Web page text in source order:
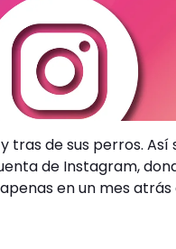
tras de sus perros.
de Instagram,
en un mes atrás